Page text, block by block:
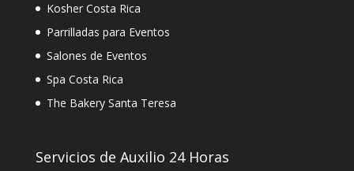
Kosher Costa Rica
Parrilladas para Eventos
Salones de Eventos
Spa Costa Rica
The Bakery Santa Teresa
Servicios de Auxilio 24 Horas